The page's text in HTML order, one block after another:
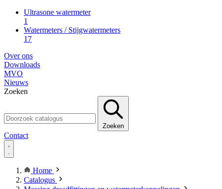
Ultrasone watermeter
1
Watermeters / Stijgwatermeters
17
Over ons
Downloads
MVO
Nieuws
Zoeken
Zoeken
Contact
Home
Catalogus